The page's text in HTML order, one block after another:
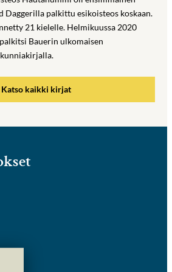
Daggerilla palkittu esikoisteos koskaan.
21 kielelle. Helmikuussa 2020
Bauerin ulkomaisen
Katso kaikki kirjat